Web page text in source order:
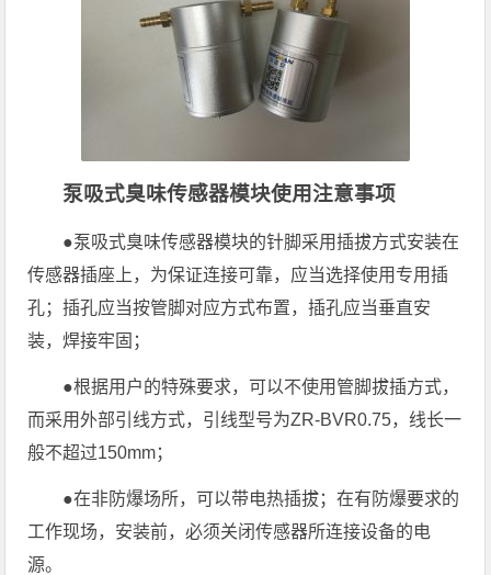
泵吸式臭味传感器模块使用注意事项
●泵吸式臭味传感器模块的针脚采用插拔方式安装在
传感器插座上，为保证连接可靠，应当选择使用专用插
孔；插孔应当按管脚对应方式布置，插孔应当垂直安
装，焊接牢固；
●根据用户的特殊要求，可以不使用管脚拔插方式，
而采用外部引线方式，引线型号为ZR-BVR0.75，线长一
般不超过150mm；
●在非防爆场所，可以带电热插拔；在有防爆要求的
工作现场，安装前，必须关闭传感器所连接设备的电
源。